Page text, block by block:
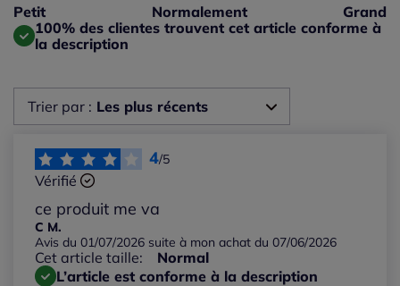
Petit Normalement Grand
Taille grand : 0%
100% des clientes trouvent cet article conforme à
la description
Trier par : Les plus récents
Les plus récents
Les plus anciens
Notes les plus élevées
4/5
Vérifié
ce produit me va
C M.
Avis du 01/07/2026 suite à mon achat du 07/06/2026
Cet article taille:
Normal
L’article est conforme à la description